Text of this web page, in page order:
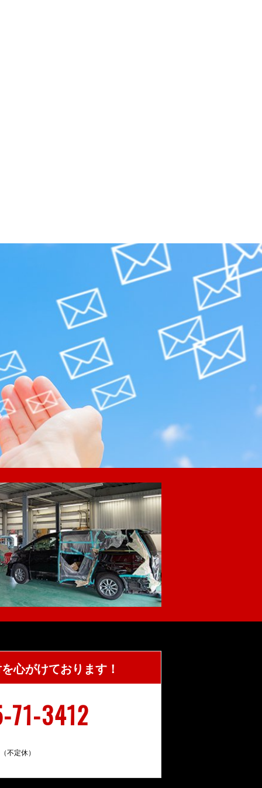
心がけております！
71-3412
不定休）